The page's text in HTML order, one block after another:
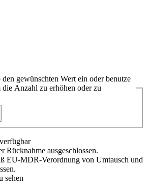
gewünschten Wert ein oder benutze
Anzahl zu erhöhen oder zu
Rücknahme ausgeschlossen.
EU-MDR-Verordnung von Umtausch und
sehen